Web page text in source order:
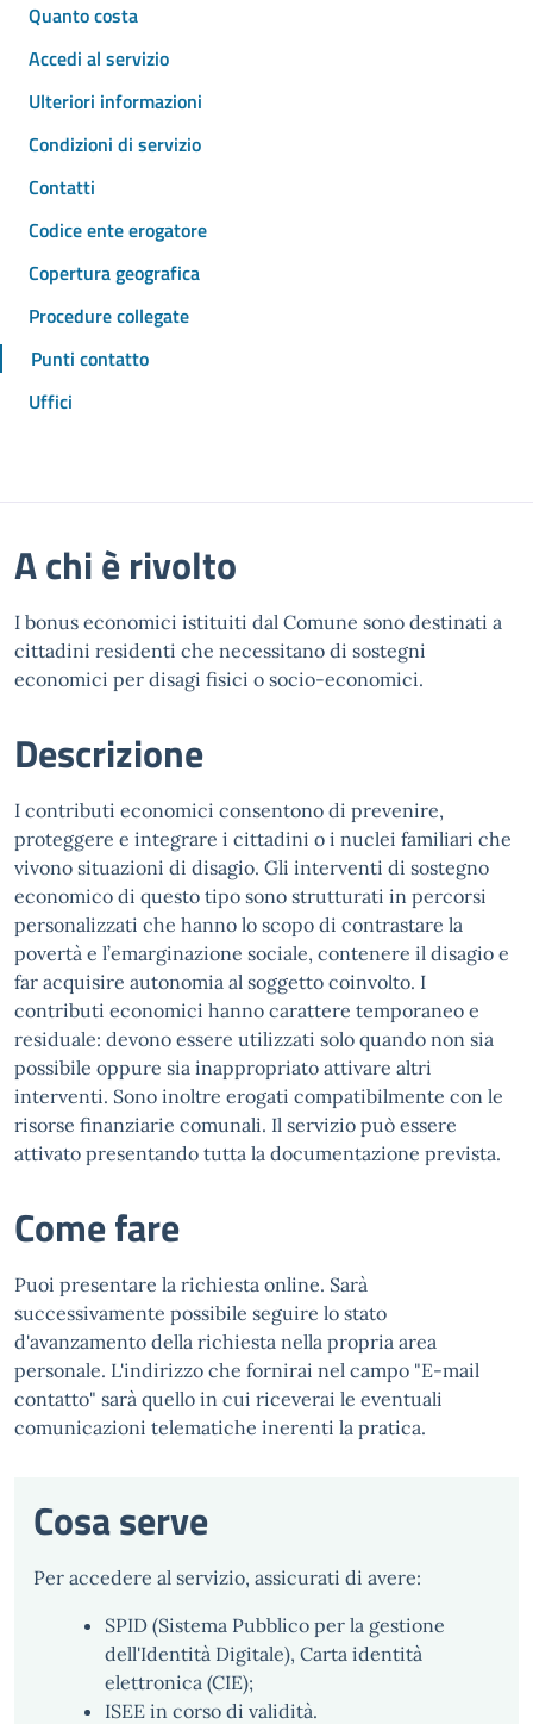
Quanto costa
Accedi al servizio
Ulteriori informazioni
Condizioni di servizio
Contatti
Codice ente erogatore
Copertura geografica
Procedure collegate
Punti contatto
Uffici
A chi è rivolto
I bonus economici istituiti dal Comune sono destinati a
cittadini residenti che necessitano di sostegni
economici per disagi fisici o socio-economici.
Descrizione
I contributi economici consentono di prevenire,
proteggere e integrare i cittadini o i nuclei familiari che
vivono situazioni di disagio. Gli interventi di sostegno
economico di questo tipo sono strutturati in percorsi
personalizzati che hanno lo scopo di contrastare la
povertà e l’emarginazione sociale, contenere il disagio e
far acquisire autonomia al soggetto coinvolto. I
contributi economici hanno carattere temporaneo e
residuale: devono essere utilizzati solo quando non sia
possibile oppure sia inappropriato attivare altri
interventi. Sono inoltre erogati compatibilmente con le
risorse finanziarie comunali. Il servizio può essere
attivato presentando tutta la documentazione prevista.
Come fare
Puoi presentare la richiesta online. Sarà
successivamente possibile seguire lo stato
d'avanzamento della richiesta nella propria area
personale. L'indirizzo che fornirai nel campo "E-mail
contatto" sarà quello in cui riceverai le eventuali
comunicazioni telematiche inerenti la pratica.
Cosa serve
Per accedere al servizio, assicurati di avere:
SPID (Sistema Pubblico per la gestione
dell'Identità Digitale), Carta identità
elettronica (CIE);
ISEE in corso di validità.